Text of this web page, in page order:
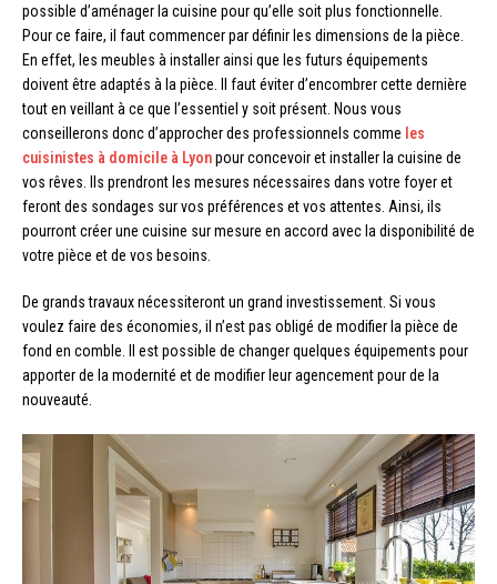
possible d’aménager la cuisine pour qu’elle soit plus fonctionnelle.
Pour ce faire, il faut commencer par définir les dimensions de la pièce.
En effet, les meubles à installer ainsi que les futurs équipements
doivent être adaptés à la pièce. Il faut éviter d’encombrer cette dernière
tout en veillant à ce que l’essentiel y soit présent. Nous vous
conseillerons donc d’approcher des professionnels comme les
cuisinistes à domicile à Lyonpour concevoir et installer la cuisine de
vos rêves. Ils prendront les mesures nécessaires dans votre foyer et
feront des sondages sur vos préférences et vos attentes. Ainsi, ils
pourront créer une cuisine sur mesure en accord avec la disponibilité de
votre pièce et de vos besoins.
De grands travaux nécessiteront un grand investissement. Si vous
voulez faire des économies, il n’est pas obligé de modifier la pièce de
fond en comble. Il est possible de changer quelques équipements pour
apporter de la modernité et de modifier leur agencement pour de la
nouveauté.